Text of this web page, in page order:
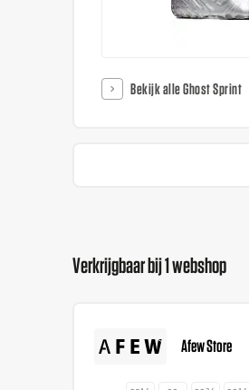
Bekijk alle Ghost Sprint
Verkrijgbaar bij 1 webshop
Afew Store